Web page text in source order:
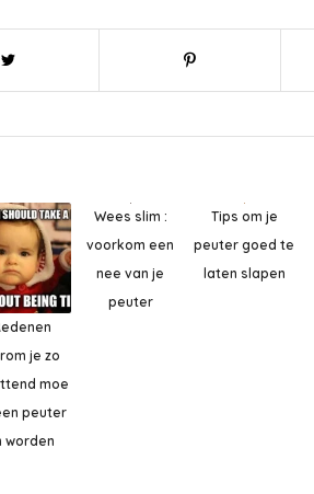
je zo
moe
peuter
worden
Wees slim :
voorkom een
nee van je
peuter
Tips om je
peuter goed te
laten slapen